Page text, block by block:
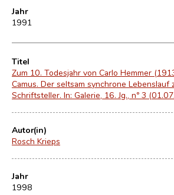
Jahr
1991
Titel
Zum 10. Todesjahr von Carlo Hemmer
Camus. Der seltsam synchrone
Schriftsteller. In: Galerie, 16. Jg., nº 3
Autor(in)
Rosch Krieps
Jahr
1998